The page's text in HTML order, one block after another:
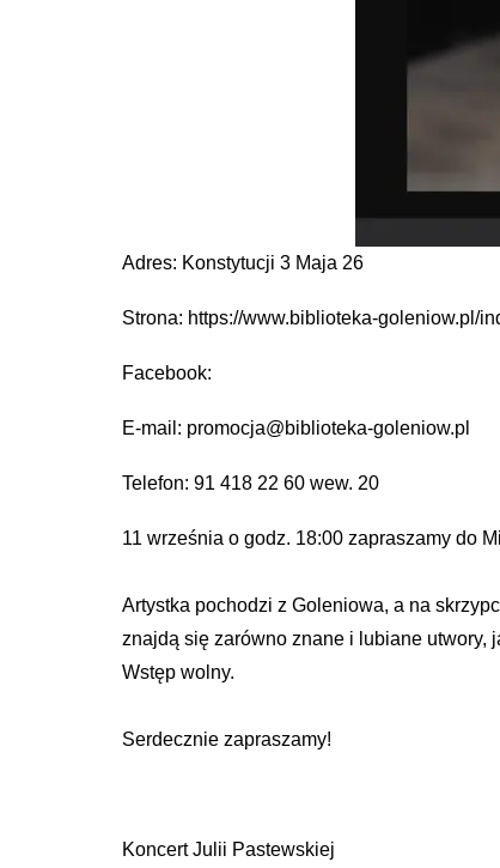
Adres: Konstytucji 3 Maja 26
Strona: https://www.biblioteka-goleniow.pl/
Facebook:
E-mail: promocja@biblioteka-goleniow.pl
Telefon: 91 418 22 60 wew. 20
11 września o godz. 18:00 zapraszamy do
Artystka pochodzi z Goleniowa, a na
znajdą się zarówno znane i lubiane utwory,
Wstęp wolny.
Serdecznie zapraszamy!
Koncert Julii Pastewskiej